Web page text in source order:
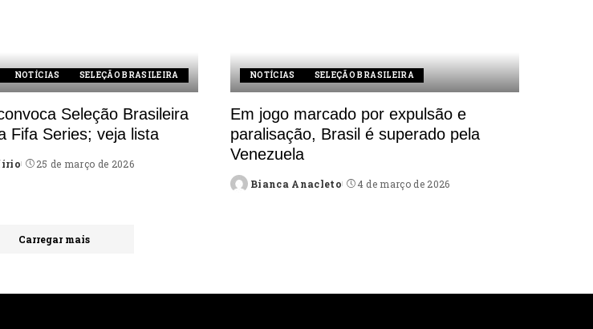
NOTÍCIAS SELEÇÃO BRASILEIRA
Seleção Brasileira
Fifa Series; veja lista
25 de março de 2026
NOTÍCIAS SELEÇÃO BRASILEIRA
Em jogo marcado por expulsão e
paralisação, Brasil é superado pela
Venezuela
Posted
Bianca Anacleto 4 de março de 2026
Carregar mais